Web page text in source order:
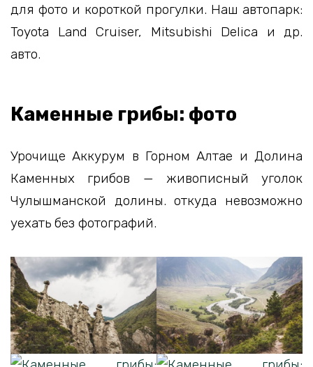
для фото и короткой прогулки. Наш автопарк:
Toyota Land Cruiser, Mitsubishi Delica и др.
авто.
Каменные грибы: фото
Урочище Аккурум в Горном Алтае и Долина
Каменных грибов — живописный уголок
Чулышманской долины. откуда невозможно
уехать без фотографий.